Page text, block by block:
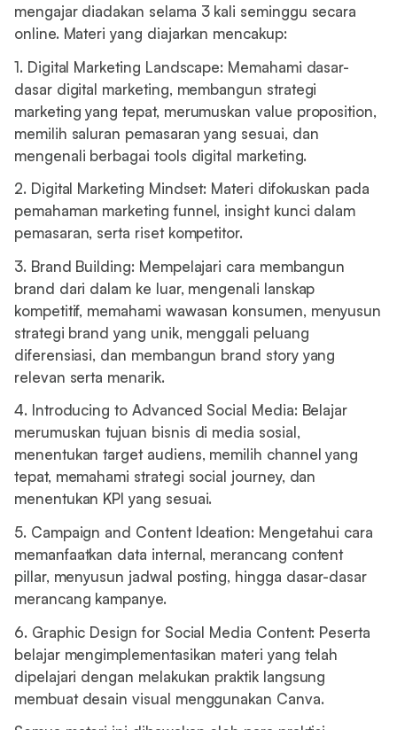
mengajar diadakan selama 3 kali seminggu secara
online. Materi yang diajarkan mencakup:
1. Digital Marketing Landscape: Memahami dasar-
dasar digital marketing, membangun strategi
marketing yang tepat, merumuskan value proposition,
memilih saluran pemasaran yang sesuai, dan
mengenali berbagai tools digital marketing.
2. Digital Marketing Mindset: Materi difokuskan pada
pemahaman marketing funnel, insight kunci dalam
pemasaran, serta riset kompetitor.
3. Brand Building: Mempelajari cara membangun
brand dari dalam ke luar, mengenali lanskap
kompetitif, memahami wawasan konsumen, menyusun
strategi brand yang unik, menggali peluang
diferensiasi, dan membangun brand story yang
relevan serta menarik.
4. Introducing to Advanced Social Media: Belajar
merumuskan tujuan bisnis di media sosial,
menentukan target audiens, memilih channel yang
tepat, memahami strategi social journey, dan
menentukan KPI yang sesuai.
5. Campaign and Content Ideation: Mengetahui cara
memanfaatkan data internal, merancang content
pillar, menyusun jadwal posting, hingga dasar-dasar
merancang kampanye.
6. Graphic Design for Social Media Content: Peserta
belajar mengimplementasikan materi yang telah
dipelajari dengan melakukan praktik langsung
membuat desain visual menggunakan Canva.